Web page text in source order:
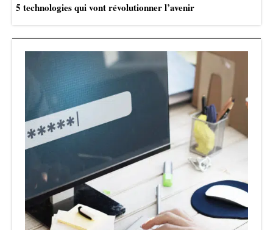
5 technologies qui vont révolutionner l’avenir